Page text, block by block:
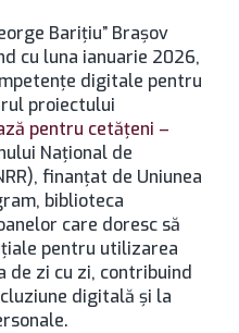
Barițiu” Brașov
cu luna ianuarie 2026,
digitale pentru
proiectului
pentru cetățeni –
Național de
finanțat de Uniunea
biblioteca
care doresc să
pentru utilizarea
zi cu zi, contribuind
digitală și la